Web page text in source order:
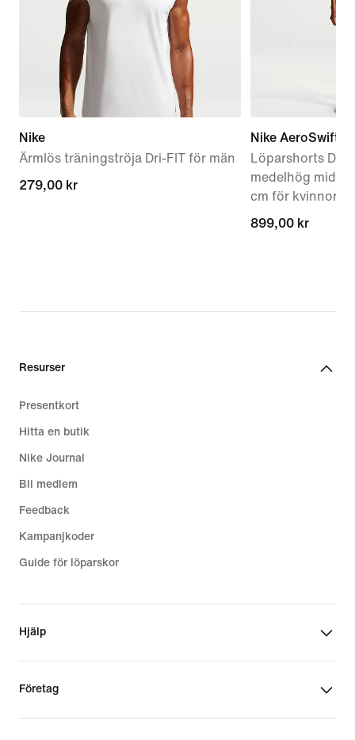
Nike
Ärmlös träningströja Dri-FIT för män
279,00 kr
279,00 kr
Nike AeroSwift
Löparshorts Dri-
medelhög midja
cm för kvinnor
899,00 kr
899,00 kr
Resurser
Presentkort
Hitta en butik
Nike Journal
Bli medlem
Feedback
Kampanjkoder
Guide för löparskor
Hjälp
Företag